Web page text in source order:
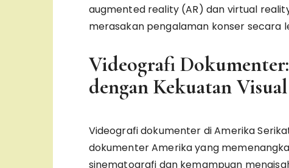
augmented reality (AR) dan virtual
merasakan pengalaman konser secara
Videografi
dengan Kekuatan Visual
Videografi dokumenter di Amerika
dokumenter Amerika yang
sinematografi dan kemampuan